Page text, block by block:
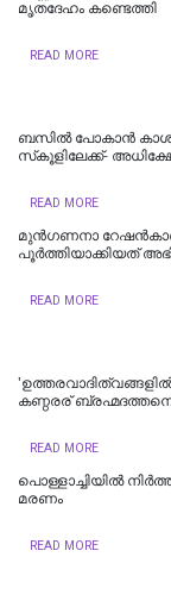
മൃതദേഹം കണ്ടെത്തി
READ MORE
ബസിൽ പോകാൻ
സ്‌കൂളിലേക്ക്-
READ MORE
മുൻഗണനാ
പൂർത്തിയാക്കിയത്
READ MORE
കണ്ഠരര്
READ MORE
പൊള്ളാച്ചിയില്‍
മരണം
READ MORE